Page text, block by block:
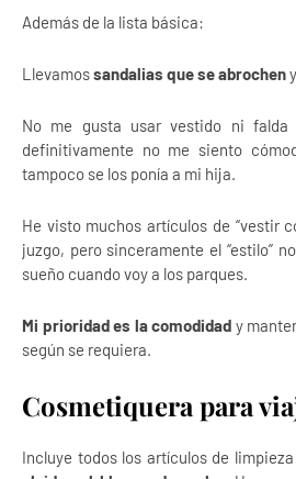
Además de la lista básica:
Llevamossandalias que se abrochen
No me gusta usar vestido ni falda
definitivamente no me siento
tampoco se los ponía a mi hija.
He visto muchos artículos de “vestir
juzgo, pero sinceramente el “estilo”
sueño cuando voy a los parques.
Mi prioridad es la comodidad y
según se requiera.
Cosmetiquera para
Incluye todos los artículos de